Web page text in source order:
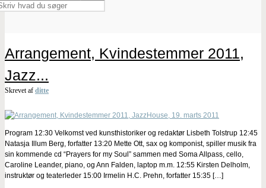
Arrangement, Kvindestemmer 2011,
Jazz...
Skrevet af ditte
Program 12:30 Velkomst ved kunsthistoriker og redaktør Lisbeth Tolstrup 12:45
Natasja Illum Berg, forfatter 13:20 Mette Ott, sax og komponist, spiller musik fra
sin kommende cd “Prayers for my Soul” sammen med Soma Allpass, cello,
Caroline Leander, piano, og Ann Falden, laptop m.m. 12:55 Kirsten Delholm,
instruktør og teaterleder 15:00 Irmelin H.C. Prehn, forfatter 15:35 […]